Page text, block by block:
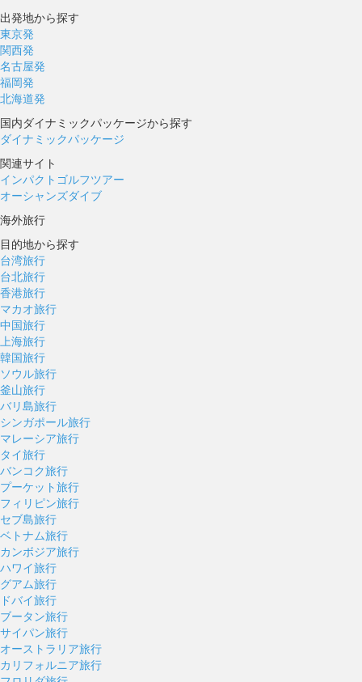
出発地から探す
東京発
関西発
名古屋発
福岡発
北海道発
国内ダイナミックパッケージから探す
ダイナミックパッケージ
関連サイト
インパクトゴルフツアー
オーシャンズダイブ
海外旅行
目的地から探す
台湾旅行
台北旅行
香港旅行
マカオ旅行
中国旅行
上海旅行
韓国旅行
ソウル旅行
釜山旅行
バリ島旅行
シンガポール旅行
マレーシア旅行
タイ旅行
バンコク旅行
プーケット旅行
フィリピン旅行
セブ島旅行
ベトナム旅行
カンボジア旅行
ハワイ旅行
グアム旅行
ドバイ旅行
ブータン旅行
サイパン旅行
オーストラリア旅行
カリフォルニア旅行